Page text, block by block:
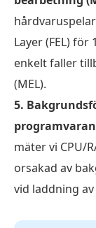
Layer (FEL)
enkelt faller
(MEL).
5.
programvaran
mäter vi CPU/
orsakad av
vid laddning